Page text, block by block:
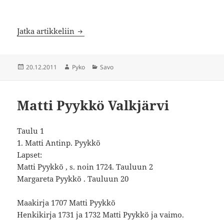
Jatka artikkeliin Kangasniemi
Julkaistu
20.12.2011 Kirjoittaja
Pyko Kategoriat
Savo
Matti Pyykkö Valkjärvi
Taulu 1
1. Matti Antinp. Pyykkö
Lapset:
Matti Pyykkö , s. noin 1724. Tauluun 2
Margareta Pyykkö . Tauluun 20
Maakirja 1707 Matti Pyykkö
Henkikirja 1731 ja 1732 Matti Pyykkö ja vaimo.